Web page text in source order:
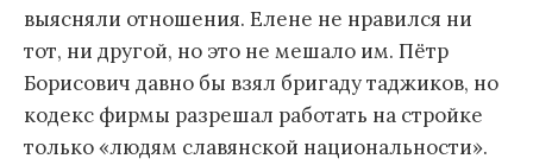
выясняли отношения. Елене не нравился ни
тот, ни другой, но это не мешало им. Пётр
Борисович давно бы взял бригаду таджиков, но
кодекс фирмы разрешал работать на стройке
только «людям славянской национальности».